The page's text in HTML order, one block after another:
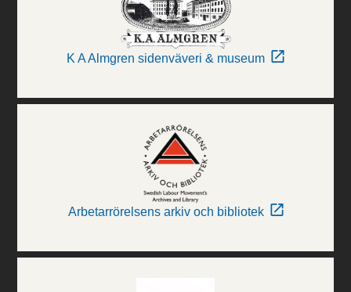
K A Almgren sidenväveri & museum
Arbetarrörelsens arkiv och bibliotek